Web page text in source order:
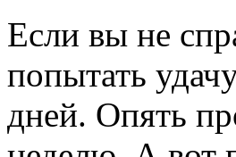
Если вы не
попытать
дней. Опять